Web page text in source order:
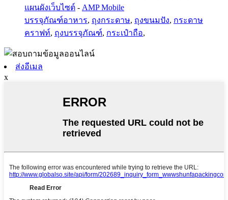
แผนผังเว็บไซต์ - AMP Mobile
บรรจุภัณฑ์อาหาร, ถุงกระดาษ, ถุงขนมปัง, กระดาษ
คราฟท์, ถุงบรรจุภัณฑ์, กระเป๋าถือ,
ส่งอีเมล
x